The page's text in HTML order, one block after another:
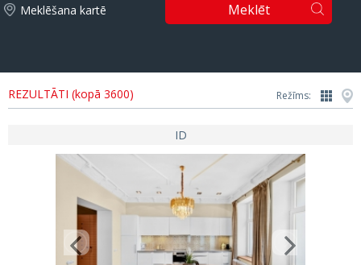
Meklēšana kartē Meklēt
REZULTĀTI (kopā 3600) Režīms:
ID